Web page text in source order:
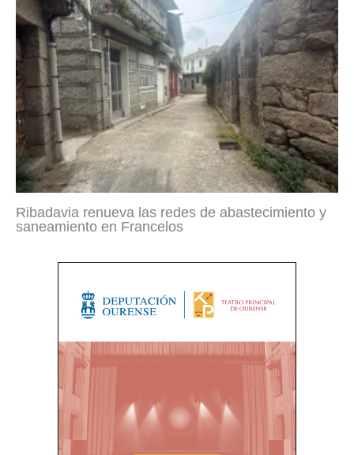
Ribadavia renueva las redes de abastecimiento y
saneamiento en Francelos